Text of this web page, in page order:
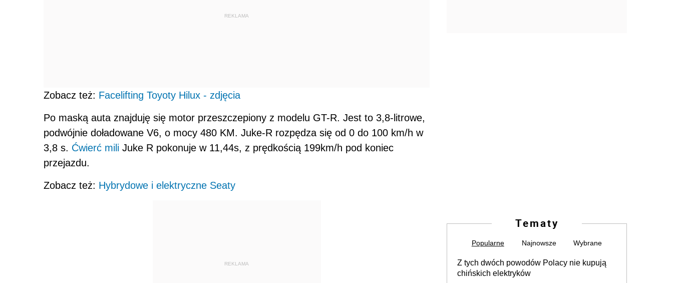
REKLAMA
Zobacz też: Facelifting Toyoty Hilux - zdjęcia
Po maską auta znajduję się motor przeszczepiony z modelu GT-R. Jest to 3,8-litrowe,
podwójnie doładowane V6, o mocy 480 KM. Juke-R rozpędza się od 0 do 100 km/h w
3,8 s. Ćwierć mili Juke R pokonuje w 11,44s, z prędkością 199km/h pod koniec
przejazdu.
Zobacz też: Hybrydowe i elektryczne Seaty
REKLAMA
Tematy
Popularne Najnowsze Wybrane
Z tych dwóch powodów Polacy nie kupują
chińskich elektryków